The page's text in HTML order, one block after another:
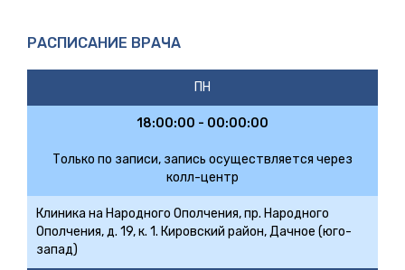
РАСПИСАНИЕ ВРАЧА
ПН
18:00:00 - 00:00:00
Только по записи, запись осуществляется через
колл-центр
Клиника на Народного Ополчения, пр. Народного
Ополчения, д. 19, к. 1. Кировский район, Дачное (юго-
запад)